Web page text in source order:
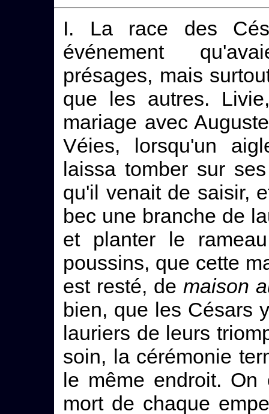
I. La race des
événement
présages, mais
que les autres.
mariage avec
Véies, lorsqu'un
laissa tomber sur
qu'il venait de saisir,
bec une branche de
et planter le
poussins, que cette
est resté, de maison
bien, que les Césars
lauriers de leurs
soin, la cérémonie
le même endroit.
mort de chaque